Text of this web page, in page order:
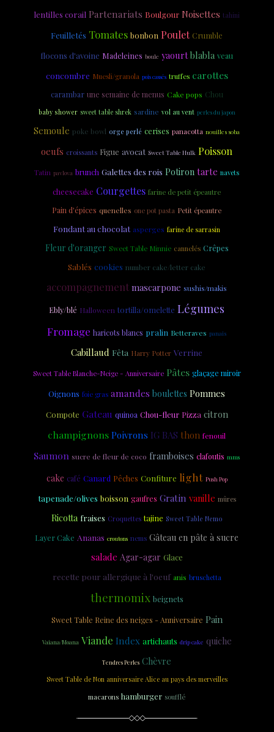
lentilles corail Partenariats Boulgour Noisettes tahini
Feuilletés Tomates bonbon Poulet Crumble
flocons d'avoine Madeleines boule yaourt blabla veau
concombre Muesli/granola pois cassés truffes carottes
carambar une semaine de menus Cake pops Chou
baby shower sweet table shrek sardine vol au vent perles du japon
Semoule poke bowl orge perlé cerises panacotta nouilles soba
oeufs croissants Figue avocat Sweet Table Hulk Poisson
Tatin pavlova brunch Galettes des rois Potiron tarte navets
cheesecake Courgettes farine de petit épeautre
Pain d'épices quenelles one pot pasta Petit épeautre
Fondant au chocolat asperges farine de sarrasin
Fleur d'oranger Sweet Table Minnie cannelés Crêpes
Sablés cookies number cake/letter cake
accompagnement mascarpone sushis/makis
Ebly/blé Halloween tortilla/omelette Légumes
Fromage haricots blancs pralin Betteraves panais
Cabillaud Fêta Harry Potter Verrine
Sweet Table Blanche-Neige - Anniversaire Pâtes glaçage miroir
Oignons foie gras amandes boulettes Pommes
Compote Gateau quinoa Chou-fleur Pizza citron
champignons Poivrons IG BAS thon fenouil
Saumon sucre de fleur de coco framboises clafoutis mms
cake café Canard Pêches Confiture light Push Pop
tapenade/olives boisson gaufres Gratin vanille mûres
Ricotta fraises Croquettes tajine Sweet Table Nemo
Layer Cake Ananas croutons nems Gâteau en pâte à sucre
salade Agar-agar Glace
recette pour allergique à l'oeuf anis bruschetta
thermomix beignets
Sweet Table Reine des neiges - Anniversaire Pain
Vaiana/Moana Viande Index artichauts drip cake quiche
Tendres Perles Chèvre
Sweet Table de Non anniversaire Alice au pays des merveilles
macarons hamburger soufflé